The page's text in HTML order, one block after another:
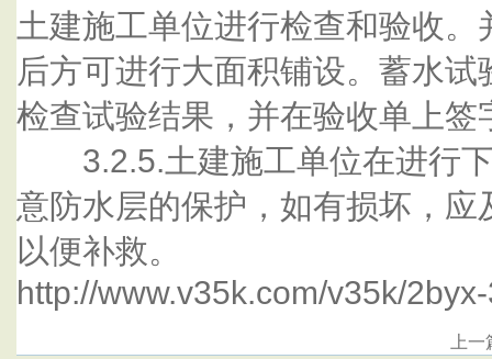
土建施工单位进行检查和验收
后方可进行大面积铺设。蓄水
检查试验结果，并在验收单上签
3.2.5.土建施工单位在进行下
意防水层的保护，如有损坏，
以便补救。
http://www.v35k.com/v35k/
上